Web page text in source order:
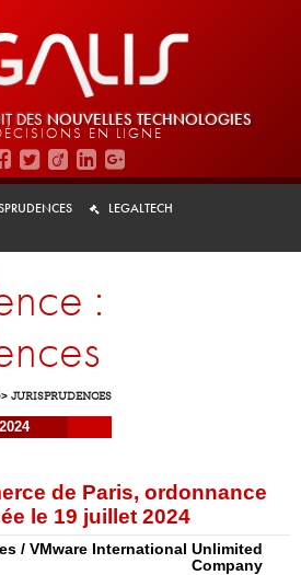
DES NOUVELLES TECHNOLOGIES
EN LIGNE
LEGALTECH
:
JURISPRUDENCES
2024
de Paris, ordonnance
le 19 juillet 2024
/ VMware International Unlimited
Company